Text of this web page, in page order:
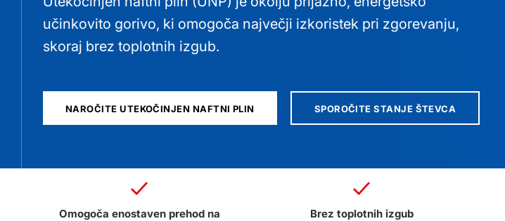
učinkovito gorivo, ki omogoča največji izkoristek pri zgorevanju,
skoraj brez toplotnih izgub.
NAROČITE UTEKOČINJEN NAFTNI PLIN SPOROČITE STANJE ŠTEVCA
Omogoča enostaven prehod na
Brez toplotnih izgub